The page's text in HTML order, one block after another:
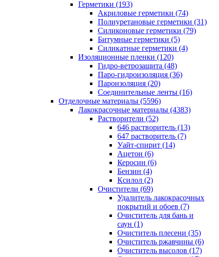
Герметики (193)
Акриловые герметики (74)
Полиуретановые герметики (31)
Силиконовые герметики (79)
Битумные герметики (5)
Силикатные герметики (4)
Изоляционные пленки (120)
Гидро-ветрозащита (48)
Паро-гидроизоляция (36)
Пароизоляция (20)
Соединительные ленты (16)
Отделочные материалы (5596)
Лакокрасочные материалы (4383)
Растворители (52)
646 растворитель (13)
647 растворитель (7)
Уайт-спирит (14)
Ацетон (6)
Керосин (6)
Бензин (4)
Ксилол (2)
Очистители (69)
Удалитель лакокрасочных
покрытий и обоев (7)
Очиститель для бань и
саун (1)
Очиститель плесени (35)
Очиститель ржавчины (6)
Очиститель высолов (17)